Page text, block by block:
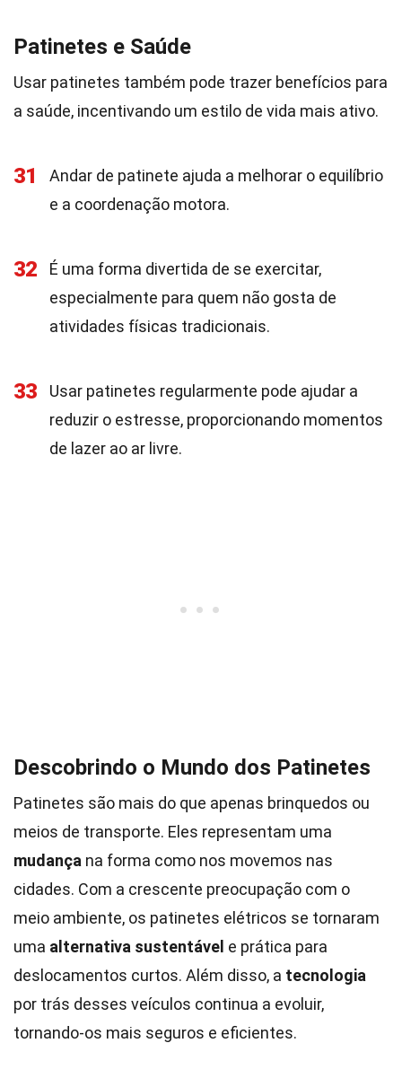
Patinetes e Saúde
Usar patinetes também pode trazer benefícios para
a saúde, incentivando um estilo de vida mais ativo.
31
Andar de patinete ajuda a melhorar o equilíbrio
e a coordenação motora.
32
É uma forma divertida de se exercitar,
especialmente para quem não gosta de
atividades físicas tradicionais.
33
Usar patinetes regularmente pode ajudar a
reduzir o estresse, proporcionando momentos
de lazer ao ar livre.
Descobrindo o Mundo dos Patinetes
Patinetes são mais do que apenas brinquedos ou
meios de transporte. Eles representam uma
mudança na forma como nos movemos nas
cidades. Com a crescente preocupação com o
meio ambiente, os patinetes elétricos se tornaram
uma alternativa sustentável e prática para
deslocamentos curtos. Além disso, a tecnologia
por trás desses veículos continua a evoluir,
tornando-os mais seguros e eficientes.